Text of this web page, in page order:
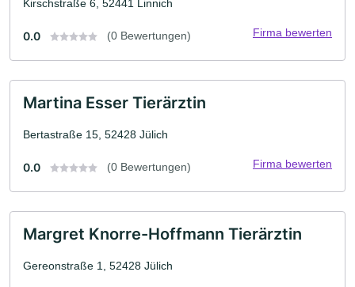
Kirschstraße 6, 52441 Linnich
0.0 (0 Bewertungen) Firma bewerten
Martina Esser Tierärztin
Bertastraße 15, 52428 Jülich
0.0 (0 Bewertungen) Firma bewerten
Margret Knorre-Hoffmann Tierärztin
Gereonstraße 1, 52428 Jülich